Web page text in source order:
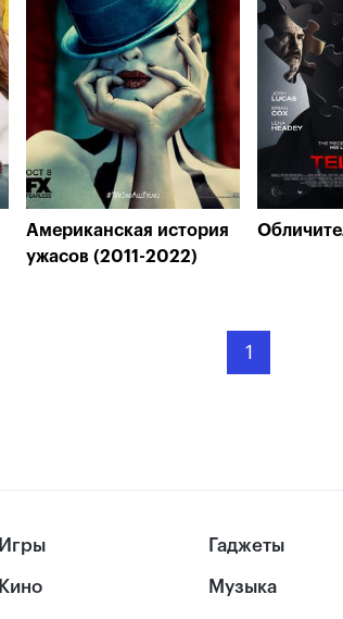
Американская история
ужасов (2011-2022)
1
Игры
Кино
Гаджеты
Музыка